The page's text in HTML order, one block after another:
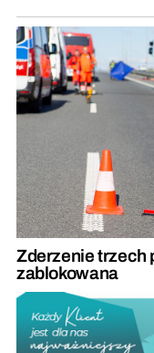
Zderzenie trzech
zablokowana